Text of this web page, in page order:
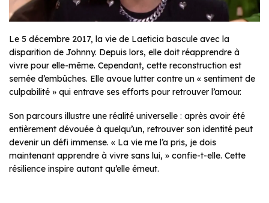
Le 5 décembre 2017, la vie de Laeticia bascule avec la
disparition de Johnny. Depuis lors, elle doit réapprendre à
vivre pour elle-même. Cependant, cette reconstruction est
semée d’embûches. Elle avoue lutter contre un « sentiment de
culpabilité » qui entrave ses efforts pour retrouver l’amour.
Son parcours illustre une réalité universelle : après avoir été
entièrement dévouée à quelqu’un, retrouver son identité peut
devenir un défi immense. « La vie me l’a pris, je dois
maintenant apprendre à vivre sans lui, » confie-t-elle. Cette
résilience inspire autant qu’elle émeut.